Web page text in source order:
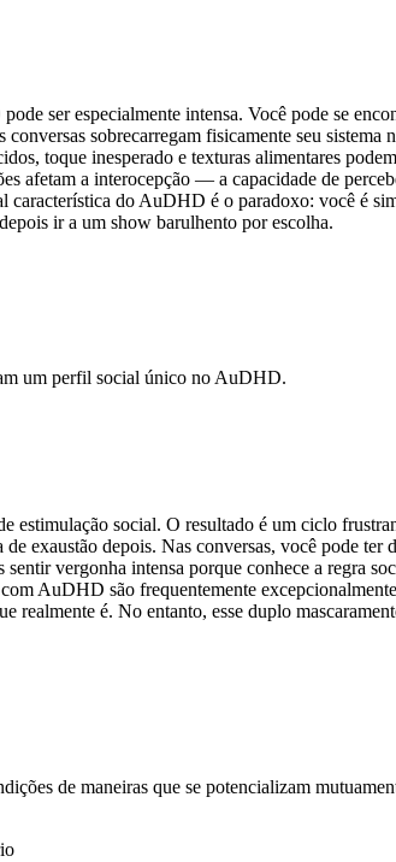
ser especialmente intensa. Você pode se
sobrecarregam fisicamente seu
toque inesperado e texturas alimentares
afetam a interocepção — a capacidade de
do AuDHD é o paradoxo: você é
ir a um show barulhento por escolha.
um perfil social único no AuDHD.
social. O resultado é um ciclo
exaustão depois. Nas conversas, você pode
vergonha intensa porque conhece a regra
AuDHD são frequentemente
é. No entanto, esse duplo
de maneiras que se potencializam